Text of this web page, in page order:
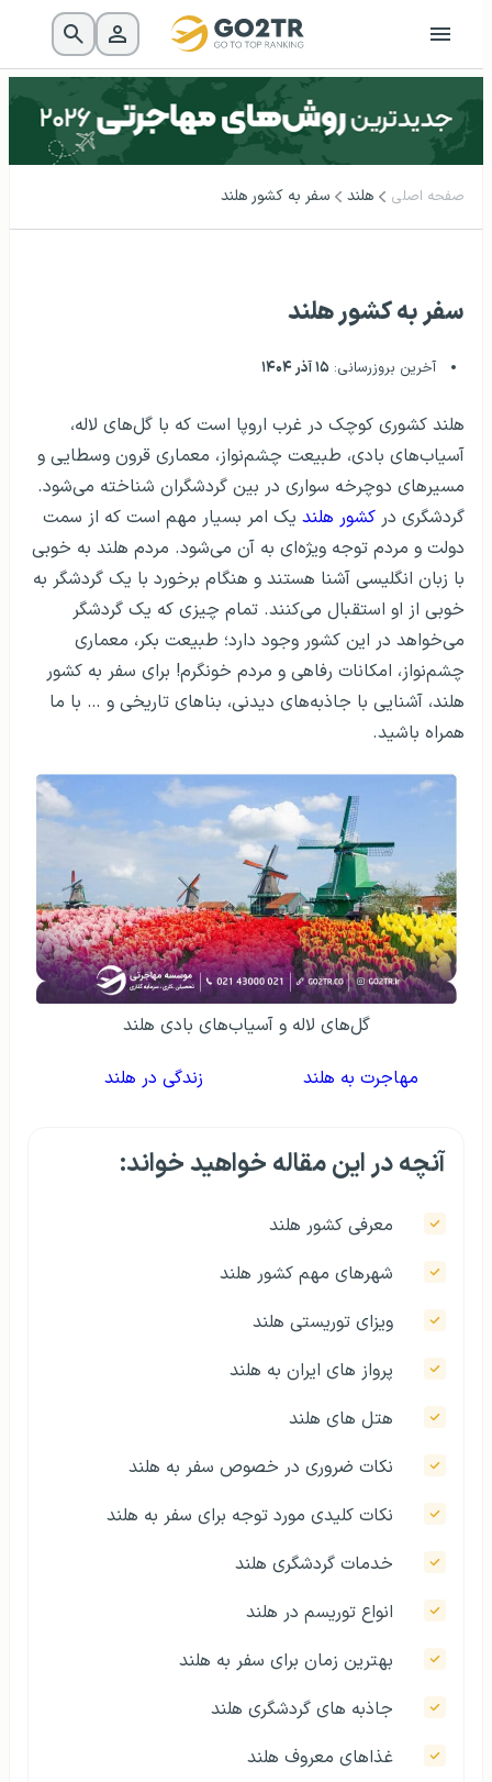
صفحه اصلی هلند سفر به کشور هلند
سفر به کشور هلند
آخرین بروزرسانی: ۱۵ آذر ۱۴۰۴
هلند کشوری کوچک در غرب اروپا است که با گل‌های لاله،
آسیاب‌های بادی، طبیعت چشم‌نواز، معماری قرون وسطایی و
مسیرهای دوچرخه سواری‌ در بین گردشگران شناخته می‌شود.
گردشگری در کشور هلند یک امر بسیار مهم است که از سمت
دولت و مردم توجه ویژه‌ای به آن می‌شود. مردم هلند به خوبی
با زبان انگلیسی آشنا هستند و هنگام برخورد با یک گردشگر به
خوبی از او استقبال می‌کنند. تمام چیزی که یک گردشگر
می‌خواهد در این کشور وجود دارد؛ طبیعت بکر، معماری
چشم‌نواز، امکانات رفاهی و مردم خونگرم! برای سفر به کشور
هلند، آشنایی با جاذبه‌های دیدنی، بناهای تاریخی و … با ما
همراه باشید.
گل‌های لاله و آسیاب‌های بادی هلند
مهاجرت به هلند
زندگی در هلند
آنچه در این مقاله خواهید خواند:
معرفی کشور هلند
شهرهای مهم کشور هلند
ویزای توریستی هلند
پرواز های ایران به هلند
هتل های هلند
نکات ضروری در خصوص سفر به هلند
نکات کلیدی مورد توجه برای سفر به هلند
خدمات گردشگری هلند
انواع توریسم در هلند
بهترین زمان برای سفر به هلند
جاذبه های گردشگری هلند
غذاهای معروف هلند